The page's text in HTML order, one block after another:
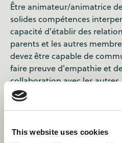
This website uses cookies
Être animateur/animatrice
solides compétences
capacité d'établir des
parents et les autres
devez être capable de
faire preuve d'empathie et
collaboration avec les
pratique vos compétences
d'intelligence émotionnelle
points de vue, de cultures et